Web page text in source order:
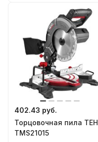
402.43 руб.
Торцовочная пила TEH
TMS21015